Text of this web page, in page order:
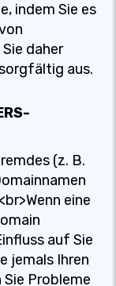
indem Sie es
daher
aus.
(z. B.
eine
auf Sie
jemals Ihren
Probleme